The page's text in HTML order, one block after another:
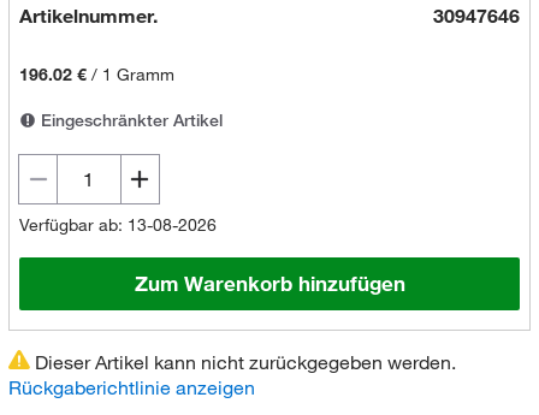
Artikelnummer. 30947646
196.02 €/ 1 Gramm
Eingeschränkter Artikel
Verfügbar ab: 13-08-2026
Zum Warenkorb hinzufügen
Dieser Artikel kann nicht zurückgegeben werden.
Rückgaberichtlinie anzeigen